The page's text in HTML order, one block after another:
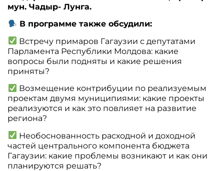
мун. Чадыр- Лунга.
В программе также обсудили:
Встречу примаров Гагаузии с депутатами
Парламента Республики Молдова: какие
вопросы были подняты и какие решения
приняты?
Возмещение контрибуции по реализуемым
проектам двумя муниципиями: какие проекты
реализуются и как это повлияет на развитие
региона?
Необоснованность расходной и доходной
частей центрального компонента бюджета
Гагаузии: какие проблемы возникают и как они
планируются решать?